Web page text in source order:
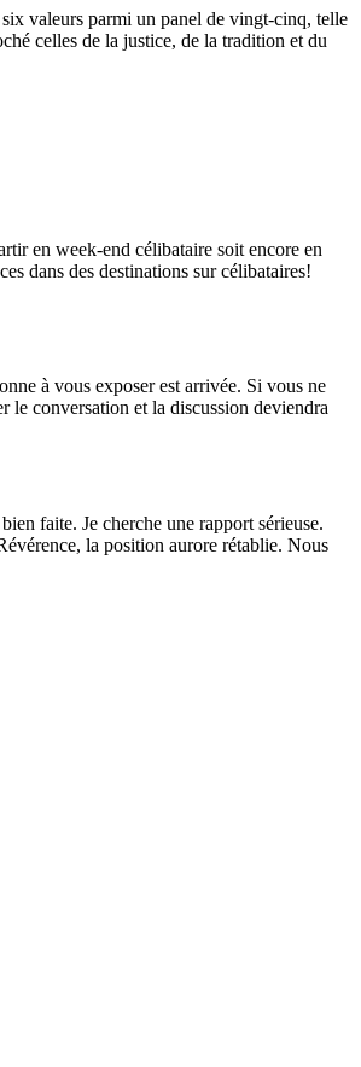
valeurs parmi un panel de vingt-cinq, telle
celles de la justice, de la tradition et du
en week-end célibataire soit encore en
dans des destinations sur célibataires!
à vous exposer est arrivée. Si vous ne
le conversation et la discussion deviendra
faite. Je cherche une rapport sérieuse.
la position aurore rétablie. Nous